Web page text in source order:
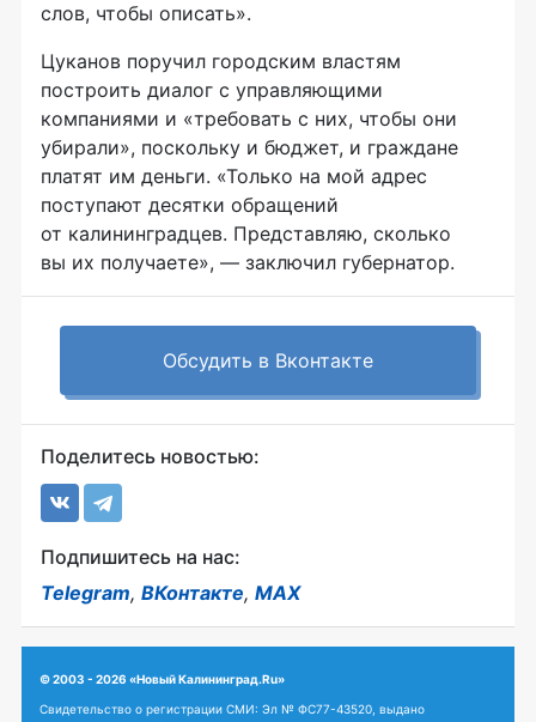
слов, чтобы описать».
Цуканов поручил городским властям
построить диалог с управляющими
компаниями и «требовать с них, чтобы они
убирали», поскольку и бюджет, и граждане
платят им деньги. «Только на мой адрес
поступают десятки обращений
от калининградцев. Представляю, сколько
вы их получаете», — заключил губернатор.
Обсудить в Вконтакте
Поделитесь новостью:
Подпишитесь на нас:
Telegram, ВКонтакте, MAX
© 2003 - 2026 «Новый Калининград.Ru»
Свидетельство о регистрации СМИ: Эл № ФС77-43520, выдано